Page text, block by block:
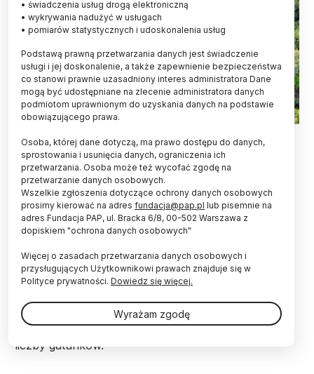
Współcześni 30-40-latkowie mogą dożyć czasów,
gdy z polskich lasów zniknie 75 proc. drzew, a
wraz z nimi setki gatunków innych roślin, a także
grzybów i zwierząt - prognozują naukowcy z PAN,
w udostępnionym PAP opracowaniu.
Jednym z zagadnień badanych współcześnie przez
naukowców jest globalny kryzys klimatyczny. Jego
konsekwencjami są m.in. coraz częściej
obserwowane ekstremalne zjawiska pogodowe,
nienotowane w historii wysokie lokalne temperatury,
liczby gatunków.
• świadczenia usług drogą elektroniczną
• wykrywania nadużyć w usługach
• pomiarów statystycznych i udoskonalenia usług
Podstawą prawną przetwarzania danych jest świadczenie
usługi i jej doskonalenie, a także zapewnienie bezpieczeństwa
co stanowi prawnie uzasadniony interes administratora Dane
mogą być udostępniane na zlecenie administratora danych
podmiotom uprawnionym do uzyskania danych na podstawie
obowiązującego prawa.
Osoba, której dane dotyczą, ma prawo dostępu do danych,
sprostowania i usunięcia danych, ograniczenia ich
przetwarzania. Osoba może też wycofać zgodę na
przetwarzanie danych osobowych.
Wszelkie zgłoszenia dotyczące ochrony danych osobowych
prosimy kierować na adres fundacja@pap.pl lub pisemnie na
adres Fundacja PAP, ul. Bracka 6/8, 00-502 Warszawa z
dopiskiem "ochrona danych osobowych"
Więcej o zasadach przetwarzania danych osobowych i
przysługujących Użytkownikowi prawach znajduje się w
Polityce prywatności. Dowiedz się więcej.
Wyrażam zgodę